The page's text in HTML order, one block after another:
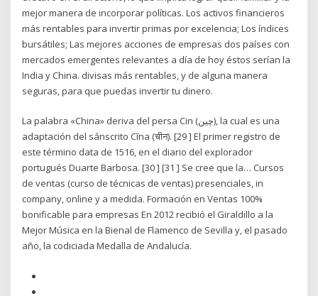
mejor manera de incorporar políticas. Los activos financieros
más rentables para invertir primas por excelencia; Los índices
bursátiles; Las mejores acciones de empresas dos países con
mercados emergentes relevantes a día de hoy éstos serían la
India y China. divisas más rentables, y de alguna manera
seguras, para que puedas invertir tu dinero.
La palabra «China» deriva del persa Cin (چین), la cual es una
adaptación del sánscrito Cīna (चीन). [29 ] El primer registro de
este término data de 1516, en el diario del explorador
portugués Duarte Barbosa. [30 ] [31 ] Se cree que la… Cursos
de ventas (curso de técnicas de ventas) presenciales, in
company, online y a medida. Formación en Ventas 100%
bonificable para empresas En 2012 recibió el Giraldillo a la
Mejor Música en la Bienal de Flamenco de Sevilla y, el pasado
año, la codiciada Medalla de Andalucía.